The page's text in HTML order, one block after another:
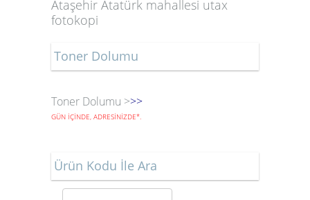
Ataşehir Atatürk mahallesi utax
fotokopi
Toner Dolumu
Toner Dolumu >>>
GÜN İÇİNDE, ADRESİNİZDE*.
Ürün Kodu İle Ara